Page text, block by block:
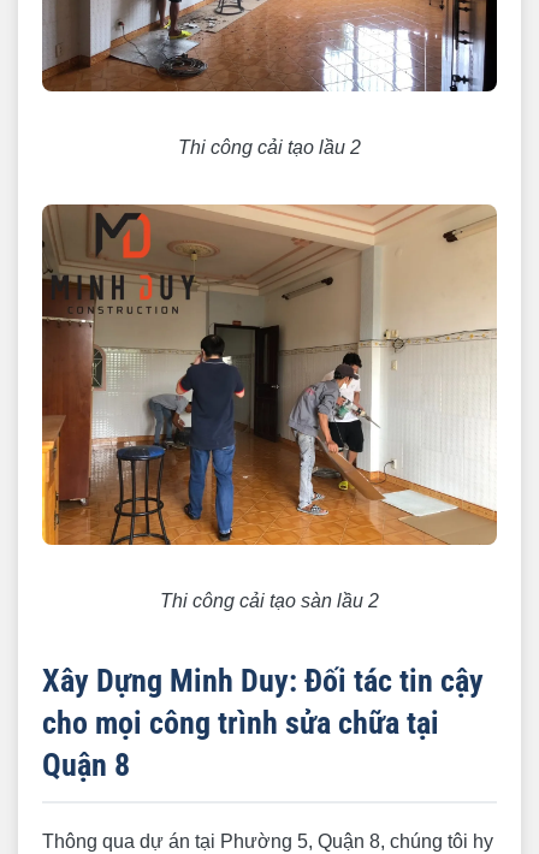
Thi công cải tạo lầu 2
Thi công cải tạo sàn lầu 2
Xây Dựng Minh Duy: Đối tác tin cậy
cho mọi công trình sửa chữa tại
Quận 8
Thông qua dự án tại Phường 5, Quận 8, chúng tôi hy